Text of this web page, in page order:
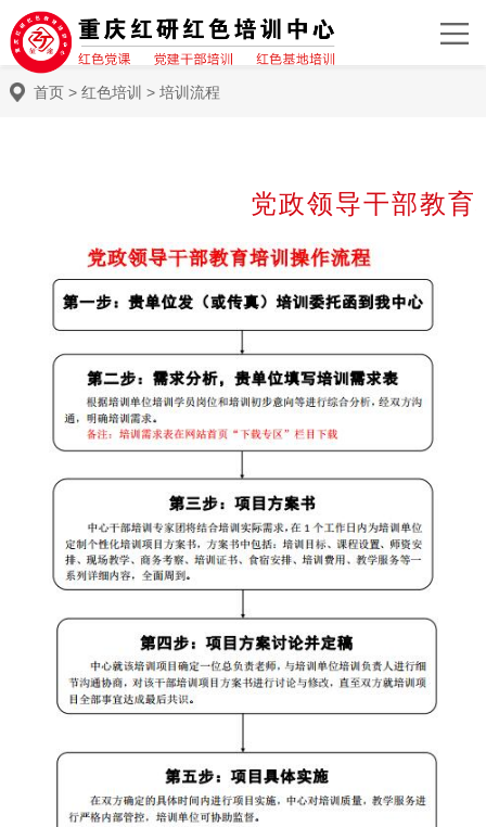
首页> 红色培训 > 培训流程
党政领导干部教育